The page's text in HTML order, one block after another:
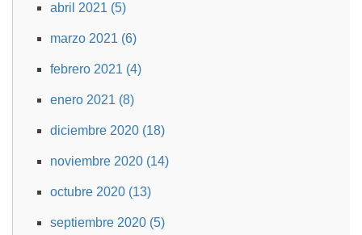
abril 2021 (5)
marzo 2021 (6)
febrero 2021 (4)
enero 2021 (8)
diciembre 2020 (18)
noviembre 2020 (14)
octubre 2020 (13)
septiembre 2020 (5)